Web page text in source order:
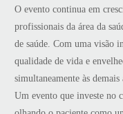
O evento continua em
profissionais da área da
de saúde. Com uma visão
qualidade de vida e
simultaneamente às
Um evento que investe no